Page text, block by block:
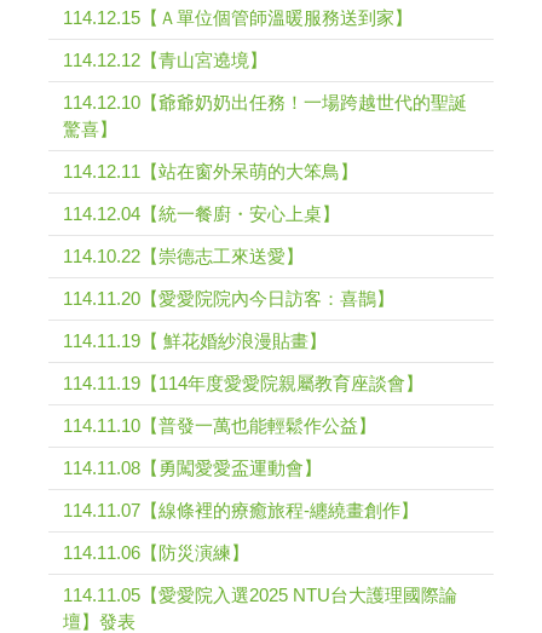
114.12.15【Ａ單位個管師溫暖服務送到家】
114.12.12【青山宮遶境】
114.12.10【爺爺奶奶出任務！一場跨越世代的聖誕
驚喜】
114.12.11【站在窗外呆萌的大笨鳥】
114.12.04【統一餐廚・安心上桌】
114.10.22【崇德志工來送愛】
114.11.20【愛愛院院內今日訪客：喜鵲】
114.11.19【 鮮花婚紗浪漫貼畫】
114.11.19【114年度愛愛院親屬教育座談會】
114.11.10【普發一萬也能輕鬆作公益】
114.11.08【勇闖愛愛盃運動會】
114.11.07【線條裡的療癒旅程-纏繞畫創作】
114.11.06【防災演練】
114.11.05【愛愛院入選2025 NTU台大護理國際論
壇】發表